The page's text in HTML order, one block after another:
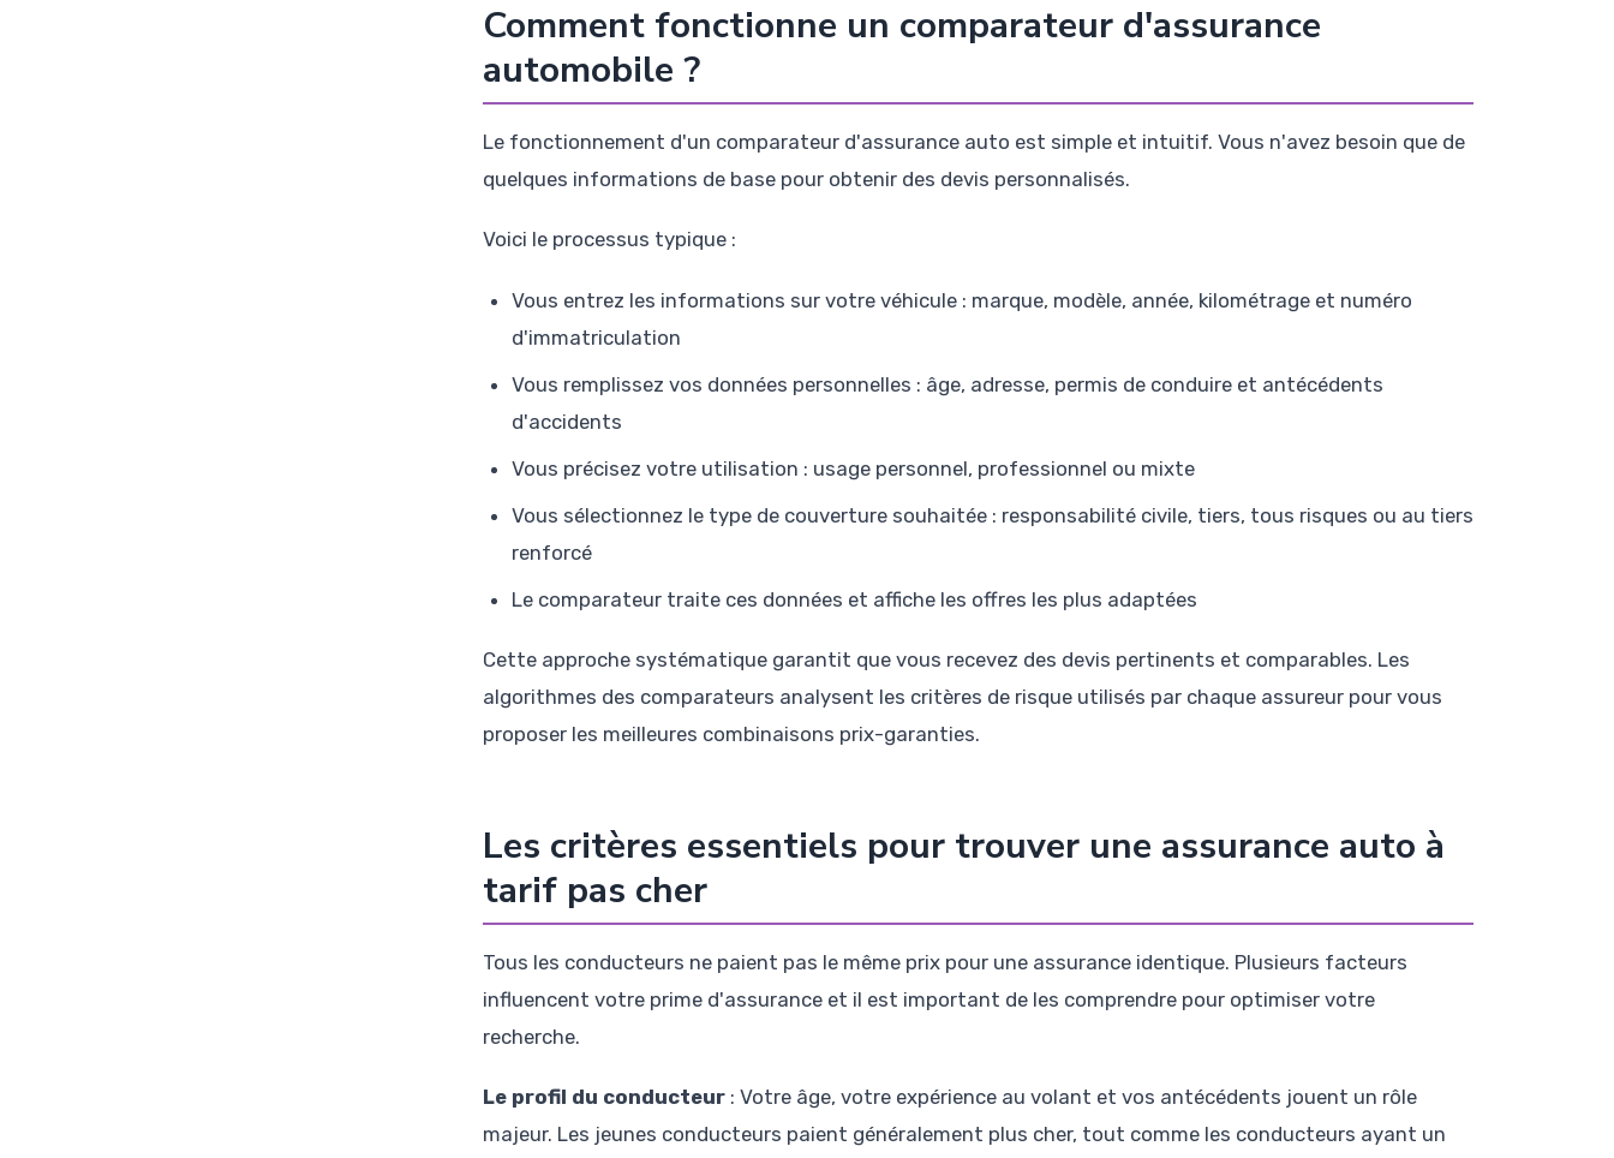
Comment fonctionne un comparateur d'assurance
automobile ?
Le fonctionnement d'un comparateur d'assurance auto est simple et intuitif. Vous n'avez besoin que de
quelques informations de base pour obtenir des devis personnalisés.
Voici le processus typique :
Vous entrez les informations sur votre véhicule : marque, modèle, année, kilométrage et numéro
d'immatriculation
Vous remplissez vos données personnelles : âge, adresse, permis de conduire et antécédents
d'accidents
Vous précisez votre utilisation : usage personnel, professionnel ou mixte
Vous sélectionnez le type de couverture souhaitée : responsabilité civile, tiers, tous risques ou au tiers
renforcé
Le comparateur traite ces données et affiche les offres les plus adaptées
Cette approche systématique garantit que vous recevez des devis pertinents et comparables. Les
algorithmes des comparateurs analysent les critères de risque utilisés par chaque assureur pour vous
proposer les meilleures combinaisons prix-garanties.
Les critères essentiels pour trouver une assurance auto à
tarif pas cher
Tous les conducteurs ne paient pas le même prix pour une assurance identique. Plusieurs facteurs
influencent votre prime d'assurance et il est important de les comprendre pour optimiser votre
recherche.
Le profil du conducteur : Votre âge, votre expérience au volant et vos antécédents jouent un rôle
majeur. Les jeunes conducteurs paient généralement plus cher, tout comme les conducteurs ayant un